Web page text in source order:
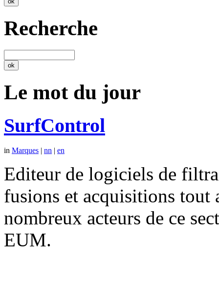
Recherche
Le mot du jour
SurfControl
in Marques | nn | en
Editeur de logiciels de
fusions et acquisitions tout
nombreux acteurs de ce
EUM.